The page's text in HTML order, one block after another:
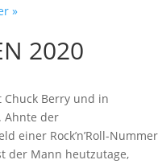
»
2020
Chuck Berry und in
Ahnte der
einer Rock’n’Roll-Nummer
der Mann heutzutage,